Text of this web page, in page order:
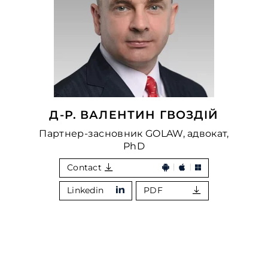
Д-Р. ВАЛЕНТИН ГВОЗДІЙ
Партнер-засновник GOLAW, адвокат,
PhD
Contact
Linkedin PDF